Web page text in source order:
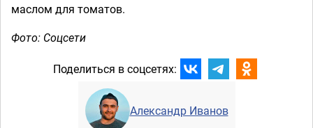
маслом для томатов.
Фото: Соцсети
Поделиться в соцсетях:
Александр Иванов